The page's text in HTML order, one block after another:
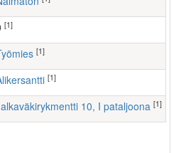
[1]
työmies [1]
Alikersantti [1]
Jalkaväkirykmentti 10, I pataljoona [1]